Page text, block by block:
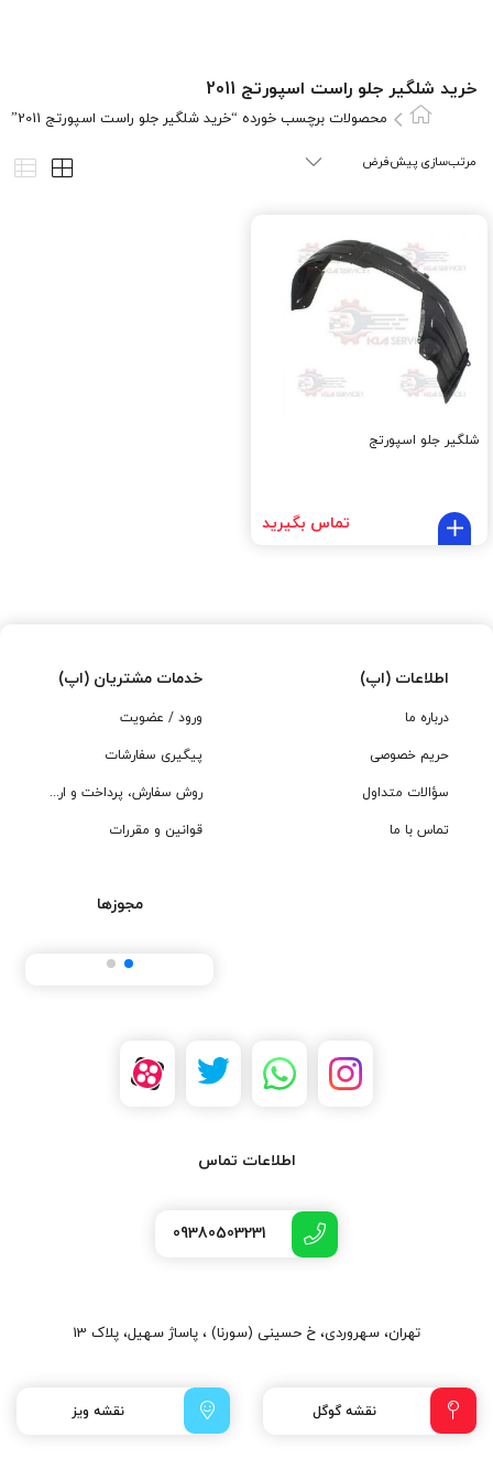
خرید شلگیر جلو راست اسپورتج 2011
محصولات برچسب خورده “خرید شلگیر جلو راست اسپورتج 2011”
شلگیر جلو اسپورتج
تماس بگیرید
اطلاعات (اپ)
درباره ما
حریم خصوصی
سؤالات متداول
تماس با ما
خدمات مشتریان (اپ)
ورود / عضویت
پیگیری سفارشات
روش سفارش، پرداخت و ارسال
قوانین و مقررات
مجوزها
اطلاعات تماس
09380503231
تهران، سهروردی، خ حسینی (سورنا) ، پاساژ سهیل، پلاک 13
نقشه گوگل نقشه ویز